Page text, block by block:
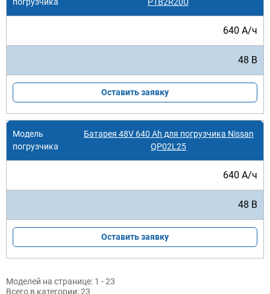
640 А/ч
48 В
Оставить заявку
Батарея 48V 640 Ah для погрузчика Nissan
QP02L25
640 А/ч
48 В
Оставить заявку
Моделей на странице: 1 - 23
Всего в категории:23